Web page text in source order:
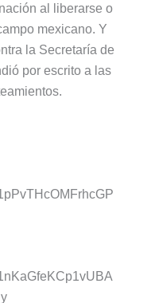
al liberarse o
mexicano. Y
la Secretaría de
por escrito a las